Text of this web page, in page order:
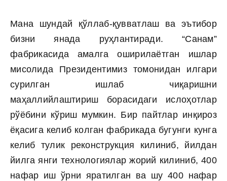
Мана шундай қўллаб-қувватлаш ва эътибор
бизни янада руҳлантиради. “Санам”
фабрикасида амалга оширилаётган ишлар
мисолида Президентимиз томонидан илгари
сурилган ишлаб чиқаришни
маҳаллийлаштириш борасидаги ислоҳотлар
рўёбини кўриш мумкин. Бир пайтлар инқироз
ёқасига келиб колган фабрикада бугунги кунга
келиб тулик реконструкция килиниб, йилдан
йилга янги технологиялар жорий килиниб, 400
нафар иш ўрни яратилган ва шу 400 нафар